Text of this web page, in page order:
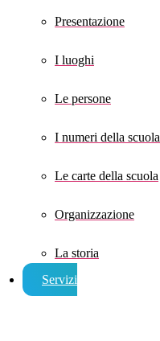
Presentazione
I luoghi
Le persone
I numeri della scuola
Le carte della scuola
Organizzazione
La storia
Servizi